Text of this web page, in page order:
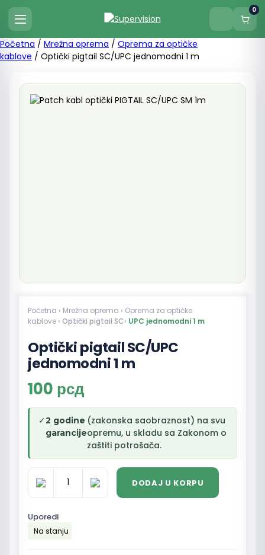
0
Početna / Mrežna oprema / Oprema za optičke
kablove / Optički pigtail SC/UPC jednomodni 1 m
Početna › Mrežna oprema › Oprema za optičke
kablove › Optički pigtail SC› UPC jednomodni 1 m
Optički pigtail SC/UPC
jednomodni 1 m
100 рсд
✓2 godine
garancije
(zakonska saobraznost) na svu
opremu, u skladu sa Zakonom o
zaštiti potrošača.
Optički
pigtail
SC/UPC
1
DODAJ U KORPU
Uporedi
Na stanju